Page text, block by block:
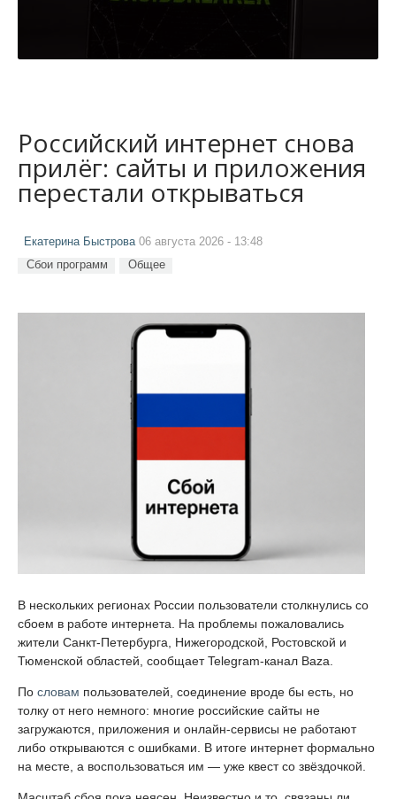
Российский интернет снова
прилёг: сайты и приложения
перестали открываться
Екатерина Быстрова06 августа 2026 - 13:48
Сбои программ Общее
В нескольких регионах России пользователи столкнулись со
сбоем в работе интернета. На проблемы пожаловались
жители Санкт-Петербурга, Нижегородской, Ростовской и
Тюменской областей, сообщает Telegram-канал Baza.
По словам пользователей, соединение вроде бы есть, но
толку от него немного: многие российские сайты не
загружаются, приложения и онлайн-сервисы не работают
либо открываются с ошибками. В итоге интернет формально
на месте, а воспользоваться им — уже квест со звёздочкой.